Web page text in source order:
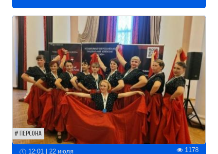
ПЕРСОНА
12:01 | 22 июля 1178